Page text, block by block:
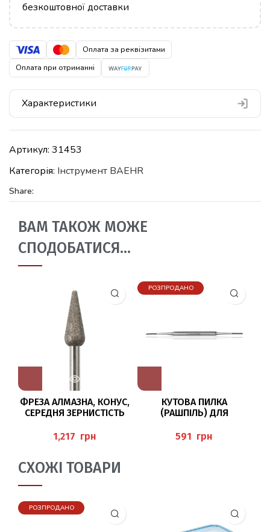
безкоштовної доставки
Оплата за реквізитами
Оплата при отриманні
Характеристики
Артикул: 31453
Категорія: Iнструмент BAEHR
Share:
ВАМ ТАКОЖ МОЖЕ
СПОДОБАТИСЯ…
ФРЕЗА АЛМАЗНА, КОНУС,
СЕРЕДНЯ ЗЕРНИСТІСТЬ
грн
РОЗПРОДАНО
КУТОВА ПИЛКА
(РАШПІЛЬ) ДЛЯ
BAEHR
грн
СХОЖІ ТОВАРИ
РОЗПРОДАНО